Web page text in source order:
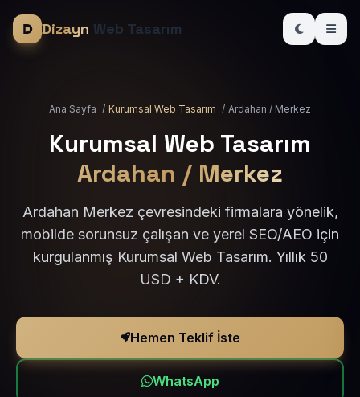
Dizayn Web Tasarım
Ana Sayfa / Kurumsal Web Tasarım / Ardahan / Merkez
Kurumsal Web Tasarım
Ardahan / Merkez
Ardahan Merkez çevresindeki firmalara yönelik,
mobilde sorunsuz çalışan ve yerel SEO/AEO için
kurgulanmış Kurumsal Web Tasarım. Yıllık 50
USD + KDV.
Hemen Teklif İste
WhatsApp